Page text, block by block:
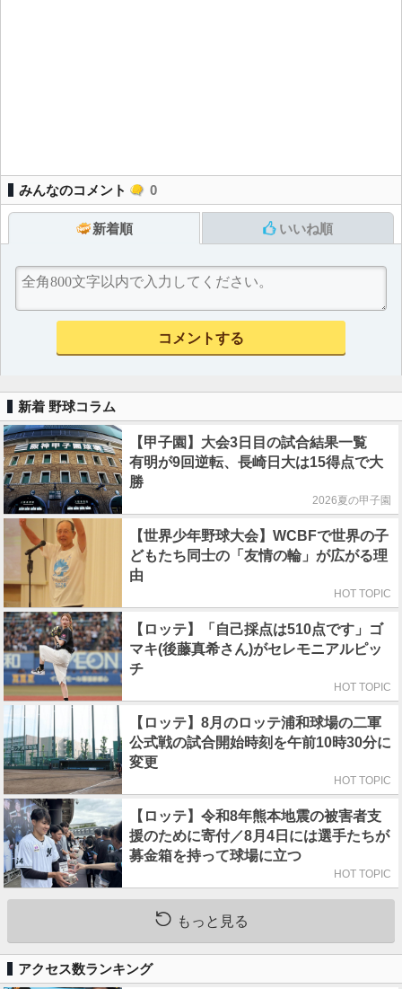
みんなのコメント 0
新着順 いいね順
新着 野球コラム
【甲子園】大会3日目の試合結果一覧
有明が9回逆転、長崎日大は15得点で大
勝
2026夏の甲子園
【世界少年野球大会】WCBFで世界の子
どもたち同士の「友情の輪」が広がる理
由
HOT TOPIC
【ロッテ】「自己採点は510点です」ゴ
マキ(後藤真希さん)がセレモニアルピッ
チ
HOT TOPIC
【ロッテ】8月のロッテ浦和球場の二軍
公式戦の試合開始時刻を午前10時30分に
変更
HOT TOPIC
【ロッテ】令和8年熊本地震の被害者支
援のために寄付／8月4日には選手たちが
募金箱を持って球場に立つ
HOT TOPIC
もっと見る
アクセス数ランキング